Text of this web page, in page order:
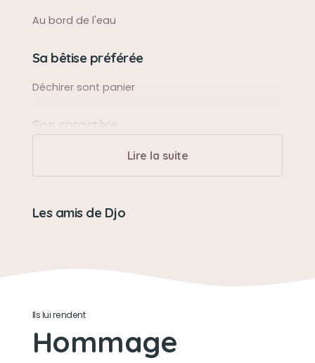
Au bord de l'eau
Sa bêtise préférée
Déchirer sont panier
Son caractère
Bouteille en plastique
Lire la suite
Les amis de Djo
Ils lui rendent
Hommage